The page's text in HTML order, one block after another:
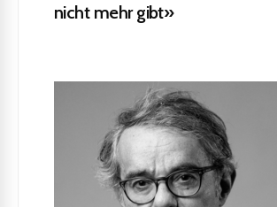
nicht mehr gibt»